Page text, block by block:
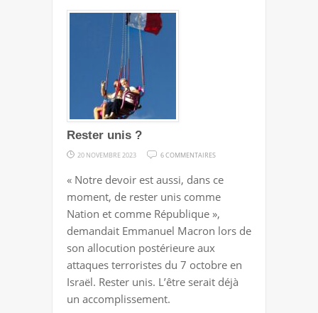
Rester unis ?
20 NOVEMBRE 2023 6 COMMENTAIRES
UNIS
?
« Notre devoir est aussi, dans ce
moment, de rester unis comme
Nation et comme République »,
demandait Emmanuel Macron lors de
son allocution postérieure aux
attaques terroristes du 7 octobre en
Israël. Rester unis. L’être serait déjà
un accomplissement.